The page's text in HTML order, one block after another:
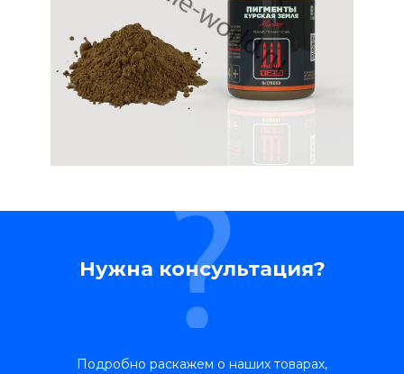
Нужна консультация?
Подробно раскажем о наших товарах,